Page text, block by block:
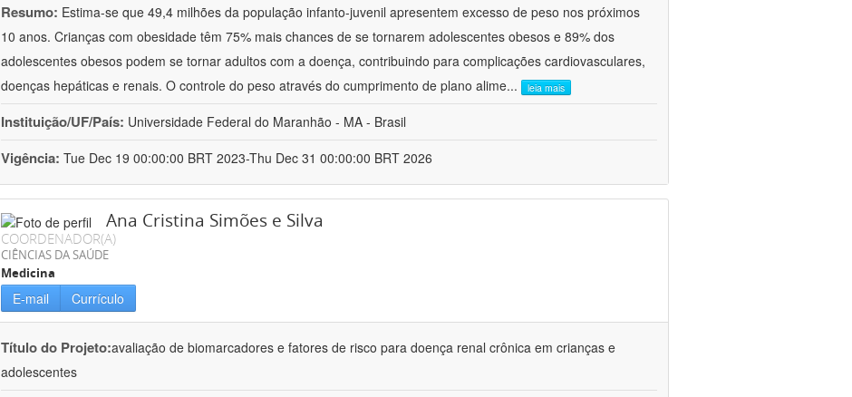
Resumo: Estima-se que 49,4 milhões da população infanto-juvenil apresentem excesso de peso nos próximos
10 anos. Crianças com obesidade têm 75% mais chances de se tornarem adolescentes obesos e 89% dos
adolescentes obesos podem se tornar adultos com a doença, contribuindo para complicações cardiovasculares,
doenças hepáticas e renais. O controle do peso através do cumprimento de plano alime... leia mais
Instituição/UF/País: Universidade Federal do Maranhão - MA - Brasil
Vigência: Tue Dec 19 00:00:00 BRT 2023-Thu Dec 31 00:00:00 BRT 2026
Ana Cristina Simões e Silva
COORDENADOR(A)
CIÊNCIAS DA SAÚDE
Medicina
E-mail Currículo
Título do Projeto:avaliação de biomarcadores e fatores de risco para doença renal crônica em crianças e
adolescentes